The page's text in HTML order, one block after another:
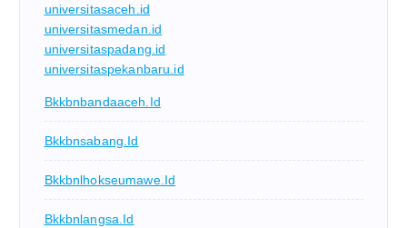
universitasaceh.id
universitasmedan.id
universitaspadang.id
universitaspekanbaru.id
Bkkbnbandaaceh.id
Bkkbnsabang.id
Bkkbnlhokseumawe.id
Bkkbnlangsa.id